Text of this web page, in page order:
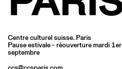
Centre culturel suisse. Paris
Pause estivale - réouverture mardi 1er
septembre